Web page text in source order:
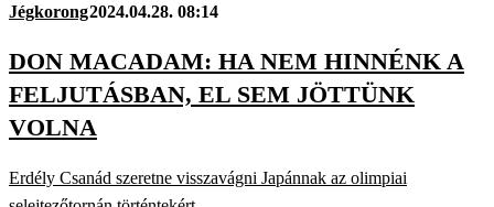
Jégkorong2024.04.28. 08:14
DON MACADAM: HA NEM HINNÉNK A
FELJUTÁSBAN, EL SEM JÖTTÜNK
VOLNA
Erdély Csanád szeretne visszavágni Japánnak az olimpiai